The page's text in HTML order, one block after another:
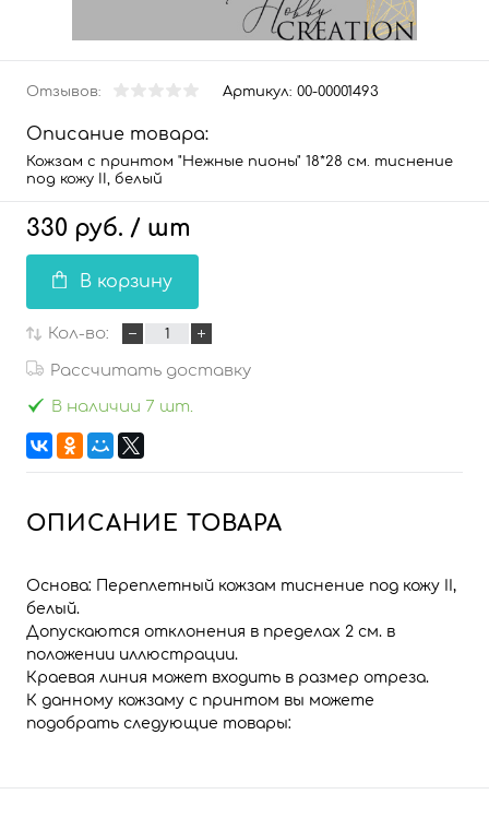
Отзывов: Артикул: 00-00001493
Описание товара:
Кожзам с принтом "Нежные пионы" 18*28 см. тиснение
под кожу II, белый
330 руб. / шт
В корзину
Кол-во:
Рассчитать доставку
В наличии 7 шт.
ОПИСАНИЕ ТОВАРА
Основа: Переплетный кожзам тиснение под кожу II,
белый.
Допускаются отклонения в пределах 2 см. в
положении иллюстрации.
Краевая линия может входить в размер отреза.
К данному кожзаму с принтом вы можете
подобрать следующие товары: